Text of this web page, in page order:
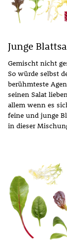
Junge
Gemischt nicht
So würde selbst
berühmteste
seinen Salat
allem wenn es
feine und junge
in dieser